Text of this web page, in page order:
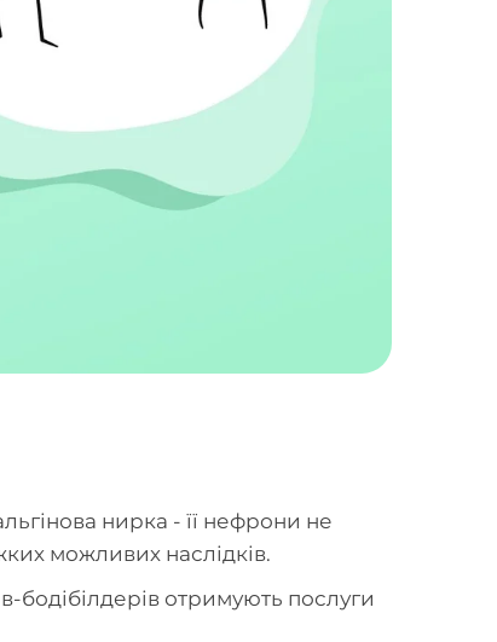
нирка - її нефрони не
можливих наслідків.
бодібілдерів отримують послуги